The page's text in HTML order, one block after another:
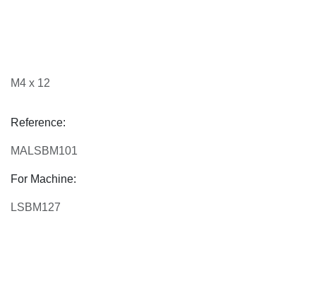
M4 x 12
Reference:
MALSBM101
For Machine:
LSBM127